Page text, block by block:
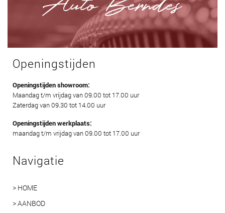
Openingstijden
Openingstijden showroom:
Maandag t/m vrijdag van 09.00 tot 17.00 uur
Zaterdag van 09.30 tot 14.00 uur
Openingstijden werkplaats:
maandag t/m vrijdag van 09.00 tot 17.00 uur
Navigatie
> HOME
> AANBOD